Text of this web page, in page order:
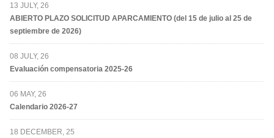
13 JULY, 26
ABIERTO PLAZO SOLICITUD APARCAMIENTO (del 15 de julio al 25 de
septiembre de 2026)
08 JULY, 26
Evaluación compensatoria 2025-26
06 MAY, 26
Calendario 2026-27
18 DECEMBER, 25